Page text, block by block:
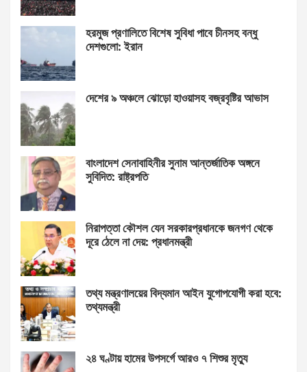
হরমুজ প্রণালিতে বিশেষ সুবিধা পাবে চীনসহ বন্ধু
দেশগুলো: ইরান
দেশের ৯ অঞ্চলে ঝোড়ো হাওয়াসহ বজ্রবৃষ্টির আভাস
বাংলাদেশ সেনাবাহিনীর সুনাম আন্তর্জাতিক অঙ্গনে
সুবিদিত: রাষ্ট্রপতি
নিরাপত্তা কৌশল যেন সরকারপ্রধানকে জনগণ থেকে
দূরে ঠেলে না দেয়: প্রধানমন্ত্রী
তথ্য মন্ত্রণালয়ের বিদ্যমান আইন যুগোপযোগী করা হবে:
তথ্যমন্ত্রী
২৪ ঘণ্টায় হামের উপসর্গে আরও ৭ শিশুর মৃত্যু